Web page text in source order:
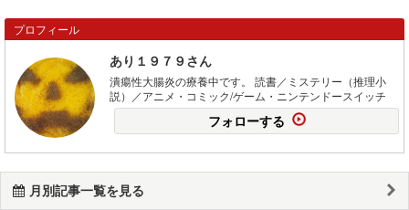
プロフィール
あり１９７９さん
潰瘍性大腸炎の療養中です。 読書／ミステリー（推理小
説）／アニメ・コミック/ゲーム・ニンテンドースイッチ
フォローする
月別記事一覧を見る